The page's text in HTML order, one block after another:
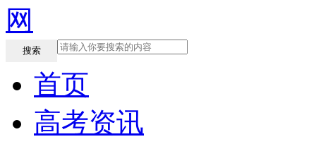
搜索
首页
高考资讯